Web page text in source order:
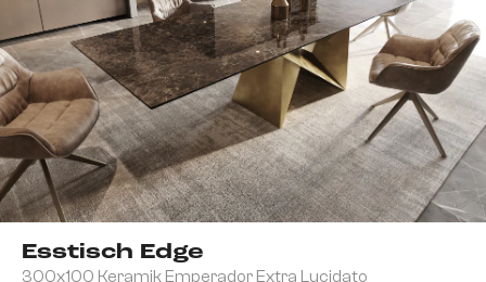
Esstisch Edge
300x100 Keramik Emperador Extra Lucidato